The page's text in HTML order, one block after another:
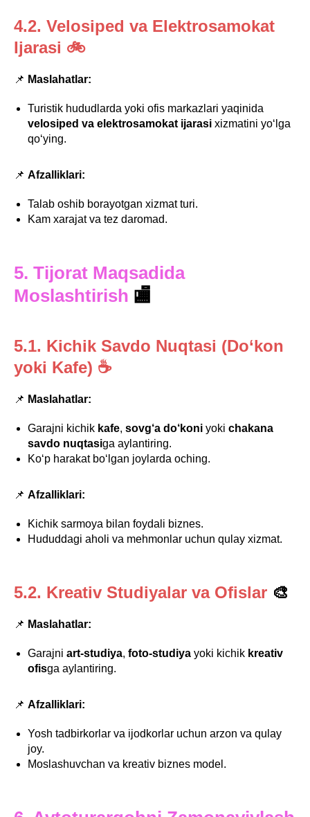
4.2. Velosiped va Elektrosamokat
Ijarasi 🚲
📌 Maslahatlar:
Turistik hududlarda yoki ofis markazlari yaqinida
velosiped va elektrosamokat ijarasi xizmatini yo‘lga
qo‘ying.
📌 Afzalliklari:
Talab oshib borayotgan xizmat turi.
Kam xarajat va tez daromad.
5. Tijorat Maqsadida
Moslashtirish 🏬
5.1. Kichik Savdo Nuqtasi (Do‘kon
yoki Kafe) ☕
📌 Maslahatlar:
Garajni kichik kafe, sovg‘a do‘koni yoki chakana
savdo nuqtasiga aylantiring.
Ko‘p harakat bo‘lgan joylarda oching.
📌 Afzalliklari:
Kichik sarmoya bilan foydali biznes.
Hududdagi aholi va mehmonlar uchun qulay xizmat.
5.2. Kreativ Studiyalar va Ofislar 🎨
📌 Maslahatlar:
Garajni art-studiya, foto-studiya yoki kichik kreativ
ofisga aylantiring.
📌 Afzalliklari:
Yosh tadbirkorlar va ijodkorlar uchun arzon va qulay
joy.
Moslashuvchan va kreativ biznes model.